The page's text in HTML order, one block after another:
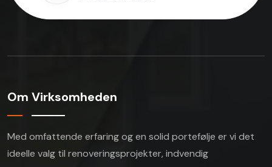
Om Virksomheden
Med omfattende erfaring og en solid portefølje er vi det
ideelle valg til renoveringsprojekter, indvendig